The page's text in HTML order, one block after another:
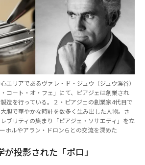
エリアであるヴァレ・ド・ジュウ（ジュウ渓谷）
コート・オ・フェ」にて、ピアジェは創業され
造を行っている。２・ピアジェの創業家4代目で
胆で華やかな時計を数多く生み出した人物。さ
ブリティの集まり「ピアジェ・ソサエティ」を立
ホルやアラン・ドロンらとの交流を深めた
が投影された「ポロ」